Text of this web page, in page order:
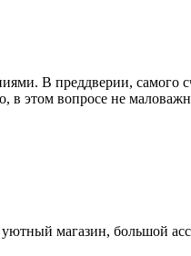
В преддверии, самого
в этом вопросе не
магазин, большой